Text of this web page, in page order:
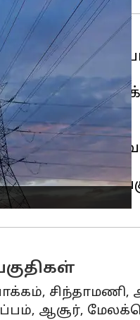
(செப்டம்பர்
சேர்ந்த மக்கள்
ஆகிய இரண்டு
சிந்தாமணி,
ஆசூர்,